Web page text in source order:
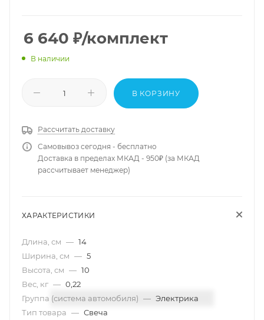
6 640 ₽/комплект
В наличии
В КОРЗИНУ
Рассчитать доставку
Самовывоз сегодня - бесплатно
Доставка в пределах МКАД - 950₽ (за МКАД
рассчитывает менеджер)
ХАРАКТЕРИСТИКИ
Длина, см — 14
Ширина, см — 5
Высота, см — 10
Вес, кг — 0,22
Группа (система автомобиля) — Электрика
Тип товара — Свеча